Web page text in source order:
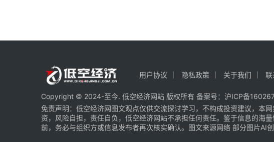
用户协议 隐私政策 关于我们 联
Copyright © 2024-至今. 低空经济网站 版权所有 备案号： 沪ICP备
免责声明：低空经济网图文观点仅供交流探讨学习，不构成投资建议，本
资，风险自担，责任自负，低空经济网站不承担任何责任。鉴于信息的海
前，务必与组织方或信息发布者再次核实确认。图文来源网络 部分图片AI